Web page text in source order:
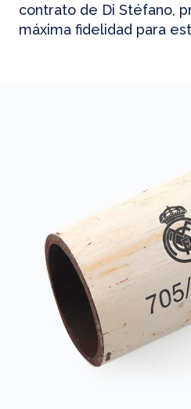
contrato de Di Stéfano,
máxima fidelidad para